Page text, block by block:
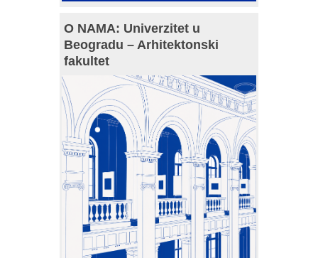
O NAMA: Univerzitet u
Beogradu – Arhitektonski
fakultet